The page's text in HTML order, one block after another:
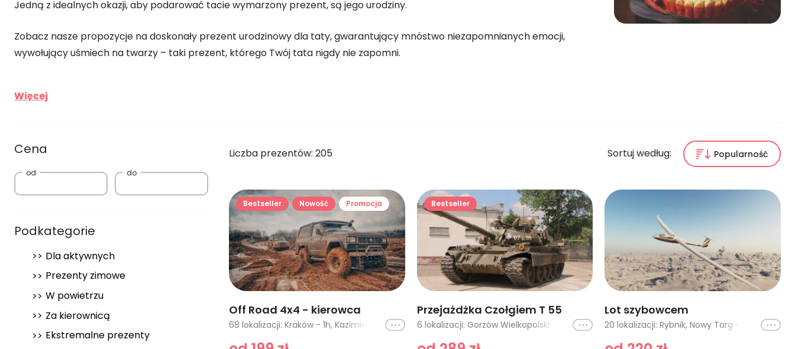
Jedną z idealnych okazji, aby podarować tacie wymarzony prezent, są jego urodziny.
Zobacz nasze propozycje na doskonały prezent urodzinowy dla taty, gwarantujący mnóstwo niezapomnianych emocji,
wywołujący uśmiech na twarzy – taki prezent, którego Twój tata nigdy nie zapomni.
Więcej
Cena
od do
Podkategorie
Dla aktywnych
Prezenty zimowe
W powietrzu
Za kierownicą
Ekstremalne prezenty
Liczba prezentów: 205 Sortuj według: Popularność
Bestseller Nowość Promocja
Off Road 4x4 - kierowca
68 lokalizacji: Kraków - 1h, Kazimierz Dolny 1h, Warszawa - 1h, Warszawa - 4h, Wrocław - 1h, Śląsk - 1h, Śląsk - 3 osoby, Łódź, Łódź - 2 godziny, Łódź - 3 godziny, Toruń - 1h, Szczecin - 2h, Lublin - 2 godziny, Kazimierz Dolny 4h, Katowice - 1h, Częstochowa - 1h, Katowice - 2h, Poznań - 2h, Śląsk, Trójmiasto - 1h, Trójmiasto - 2h, Poznań, Lublin - 4 godziny, Wrocław (Kraina Wygasłych Wulkanów), Kraków - 2h, Poznań - 3h, Toruń - 2h, Wyprawa off road - Toruń - 3h, Bydgoszcz - 1h, Bydgoszcz - 2h, Wyprawa off road - Bydgoszcz - 3h, Lublin - 1h, Szczecin - 1h, Bielsko Biała I, Szczecin - 3h, Sudety - 1 godzina, Sudety - 2 godziny, Gliwice, Krynica Zdrój - 1 godzina, Włocławek - 2 godziny, Włocławek - 1 godzina, Krynica Zdrój - 2 godziny, Krynica Zdrój - 3 godziny, Warszawa - trasa STANDARD, Warszawa - trasa PRO, Warszawa - trasa EKSPERT, Czeladź 1h, Zabrze 1h, Wyprawa off road - Poznań (Książ Wlkp) 3h, Wyprawa off road - Poznań (Książ Wlkp) 1,5h, Wyprawa off road - Poznań (Książ Wlkp) 2h, Wyprawa off road - Poznań (Książ Wlkp) 1h, Katowice - 30 minut, Jura Krakowsko - Częstochowska - 30 minut, Jura Krakowsko - Częstochowska - 1h, Jura Krakowsko - Częstochowska - 2h, Legnica, Wałbrzych, Jelenia Góra, Wrocław, Kazimierz Dolny 2h, Szczecin - 30 minut, Wyprawa off road Kołobrzeg - 1h, Wyprawa off road Kołobrzeg - 3h, Kazimierz Dolny 30 min, Łódź - 1h - Custom Car MEGA JEEP Cherokee XJ, Łódź - 30 min - Custom Car MEGA JEEP Cherokee XJ, Trójmiasto - 30 min
Ikona
Bestseller
Przejażdżka Czołgiem T 55
6 lokalizacji: Gorzów Wielkopolski - 1 osoba, Gorzów Wielkopolski - 2 osoby, Zabrze - kierowca, Koszalin - 1 osoba, Koszalin - 2 osoby, Zabrze - pasażer
Ikona
Lot szybowcem
20 lokalizacji: Rybnik, Nowy Targ - za wyciągarką, Toruń - start za wyciągarką, Toruń - start za samolotem, Gdańsk, Rzeszów, Częstochowa - lot zapoznawczy, Ostrów Wielkopolski, Gliwice - start za wyciągarką, Nowy Targ - lot nad Gorce, Nowy Targ - lot nad Kasprowy, Wrocław - 15 minut (z własnym napędem), Częstochowa 30 minut - lot zapoznawczy, Krosno, Elbląg - 15 minut, Gliwice - lot za samolotem (30-50 min), Gliwice - lot motoszybowcem 20 minut, Włocławek - start za wyciągarką, Włocławek - start za samolotem (7-10 min), Włocławek - start za samolotem (20 min)
Ikona